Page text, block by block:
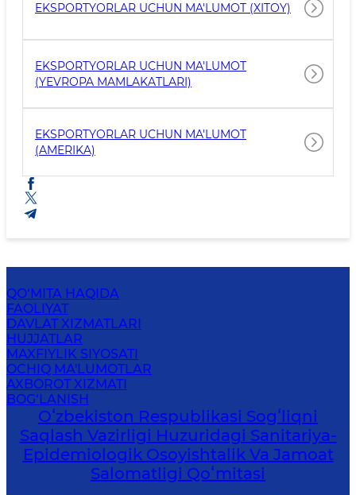
EKSPORTYORLAR UCHUN MA'LUMOT (XITOY)
EKSPORTYORLAR UCHUN MA'LUMOT
(YEVROPA MAMLAKATLARI)
EKSPORTYORLAR UCHUN MA'LUMOT
(AMERIKA)
QO‘MITA HAQIDA
FAOLIYAT
DAVLAT XIZMATLARI
HUJJATLAR
MAXFIYLIK SIYOSATI
OCHIQ MA'LUMOTLAR
AXBOROT XIZMATI
BOG‘LANISH
Oʻzbekiston Respublikasi Sogʻliqni
Saqlash Vazirligi Huzuridagi Sanitariya-
Epidemiologik Osoyishtalik Va Jamoat
Salomatligi Qoʻmitasi